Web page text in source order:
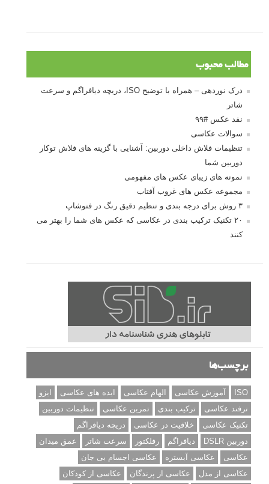
مطالب محبوب
درک نوردهی – همراه با توضیح ISO، دریچه دیافراگم و سرعت
شاتر
نقد عکس #۹۹
سوالات عکاسی
تنظیمات فلاش داخلی دوربین: آشنایی با گزینه های فلاش توکار
دوربین شما
نمونه های زیبای عکس های مفهومی
مجموعه عکس های غروب آفتاب
۳ روش برای درجه بندی و تنظیم دقیق رنگ در فتوشاپ
۲۰ تکنیک ترکیب بندی در عکاسی که عکس های شما را بهتر می
کنند
برچسب‌ها
ISO آموزش عکاسی الهام عکاسی ایده های عکاسی
ایزو
ترفند عکاسی
ترکیب بندی تمرین عکاسی
تنظیمات دوربین
تکنیک عکاسی
خلاقیت در عکاسی
دریچه دیافراگم
دوربین DSLR
دیافراگم رفلکتور سرعت شاتر
عمق میدان
عکاسی
عکاسی آبستره
عکاسی اجسام بی جان
عکاسی از مدل
عکاسی از پرندگان
عکاسی از کودکان